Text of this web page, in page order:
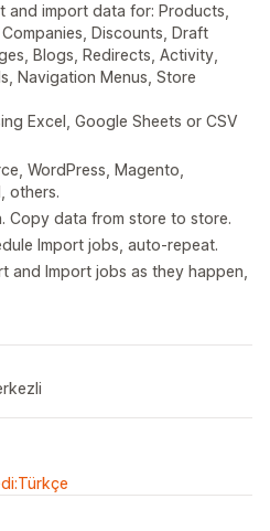
and import data for: Products,
Discounts, Draft
Blogs, Redirects, Activity,
Navigation Menus, Store
Excel, Google Sheets or CSV
WordPress, Magento,
others.
Copy data from store to store.
Import jobs, auto-repeat.
and Import jobs as they happen,